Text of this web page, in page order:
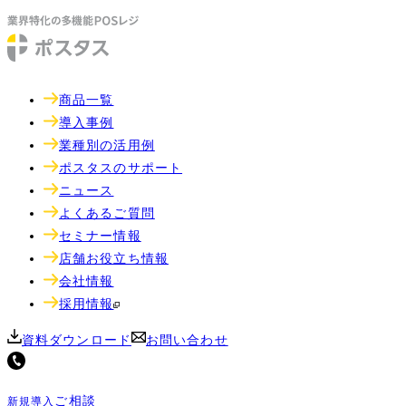
商品一覧
導入事例
業種別の活用例
ポスタスのサポート
ニュース
よくあるご質問
セミナー情報
店舗お役立ち情報
会社情報
採用情報
資料ダウンロード お問い合わせ
新規導入 ご相談